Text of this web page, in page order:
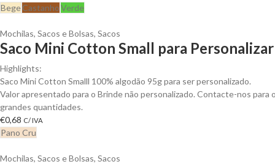
BegeCastanhoVerde
Mochilas, Sacos e Bolsas, Sacos
Saco Mini Cotton Small para Personalizar
Highlights:
Saco Mini Cotton Smalll 100% algodão 95g para ser personalizado.
Valor apresentado para o Brinde não personalizado. Contacte-nos
grandes quantidades.
€0,68 C/ IVA
Pano Cru
Mochilas, Sacos e Bolsas, Sacos